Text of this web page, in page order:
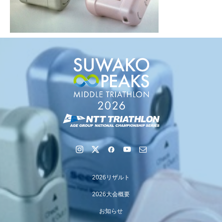
2026リザルト
2026大会概要
お知らせ